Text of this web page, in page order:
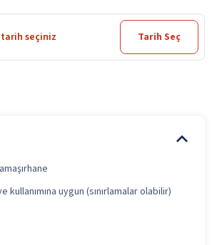
seçiniz Tarih Seç
kullanımına uygun (sınırlamalar olabilir)